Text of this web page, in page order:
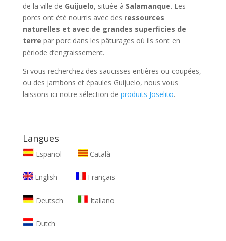
de la ville de Guijuelo, située à Salamanque. Les
porcs ont été nourris avec des ressources
naturelles et avec de grandes superficies de
terre par porc dans les pâturages où ils sont en
période d’engraissement.
Si vous recherchez des saucisses entières ou coupées,
ou des jambons et épaules Guijuelo, nous vous
laissons ici notre sélection de produits Joselito.
Langues
Español Català
English Français
Deutsch Italiano
Dutch